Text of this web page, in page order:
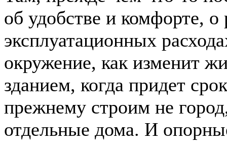
об удобстве и комфорте,
эксплуатационных
окружение, как изменит
зданием, когда придет
прежнему строим не
отдельные дома. И